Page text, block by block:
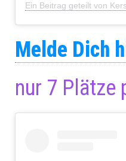
Melde Dich
nur 7 Plätze